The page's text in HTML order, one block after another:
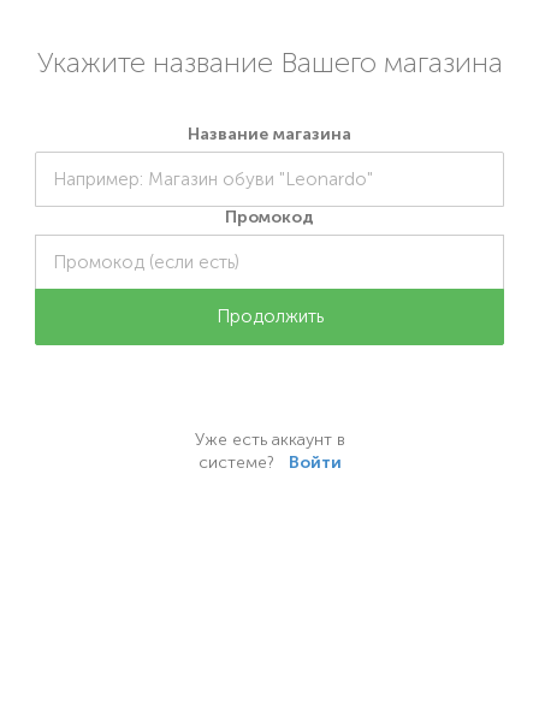
Укажите название Вашего магазина
Название магазина
Промокод
Уже есть аккаунт в
системе? Войти